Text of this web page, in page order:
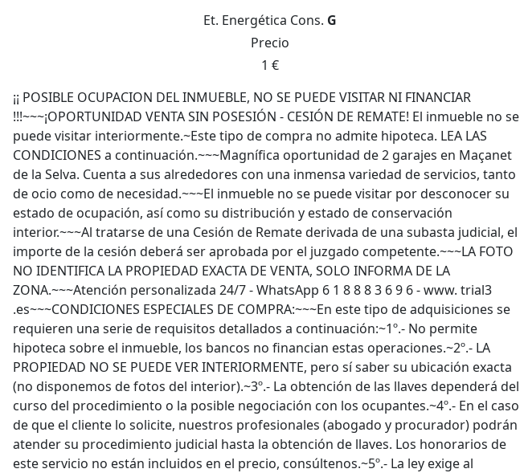
Et. Energética Cons. G
Precio
1 €
¡¡ POSIBLE OCUPACION DEL INMUEBLE, NO SE PUEDE VISITAR NI FINANCIAR
!!!~~~¡OPORTUNIDAD VENTA SIN POSESIÓN - CESIÓN DE REMATE! El inmueble no se
puede visitar interiormente.~Este tipo de compra no admite hipoteca. LEA LAS
CONDICIONES a continuación.~~~Magnífica oportunidad de 2 garajes en Maçanet
de la Selva. Cuenta a sus alrededores con una inmensa variedad de servicios, tanto
de ocio como de necesidad.~~~El inmueble no se puede visitar por desconocer su
estado de ocupación, así como su distribución y estado de conservación
interior.~~~Al tratarse de una Cesión de Remate derivada de una subasta judicial, el
importe de la cesión deberá ser aprobada por el juzgado competente.~~~LA FOTO
NO IDENTIFICA LA PROPIEDAD EXACTA DE VENTA, SOLO INFORMA DE LA
ZONA.~~~Atención personalizada 24/7 - WhatsApp 6 1 8 8 8 3 6 9 6 - www. trial3
.es~~~CONDICIONES ESPECIALES DE COMPRA:~~~En este tipo de adquisiciones se
requieren una serie de requisitos detallados a continuación:~1º.- No permite
hipoteca sobre el inmueble, los bancos no financian estas operaciones.~2º.- LA
PROPIEDAD NO SE PUEDE VER INTERIORMENTE, pero sí saber su ubicación exacta
(no disponemos de fotos del interior).~3º.- La obtención de las llaves dependerá del
curso del procedimiento o la posible negociación con los ocupantes.~4º.- En el caso
de que el cliente lo solicite, nuestros profesionales (abogado y procurador) podrán
atender su procedimiento judicial hasta la obtención de llaves. Los honorarios de
este servicio no están incluidos en el precio, consúltenos.~5º.- La ley exige al